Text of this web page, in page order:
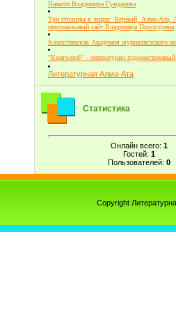
Памяти Владимира Гундарева
Три столицы в лицах: Верный, Алма-Ата,
персональный сайт Владимира Проскурина
Казахстанская Академия журналистского
"Книголюб" - литературно-художественный
Литературная Алма-Ата
Статистика
Онлайн всего: 1
Гостей: 1
Пользователей: 0
Copyright